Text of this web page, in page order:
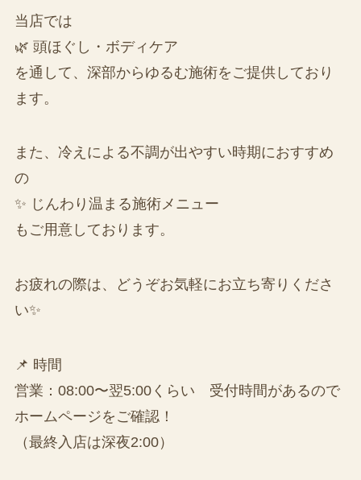
当店では
🌿 頭ほぐし・ボディケア
を通して、深部からゆるむ施術をご提供しており
ます。
また、冷えによる不調が出やすい時期におすすめ
の
✨ じんわり温まる施術メニュー
もご用意しております。
お疲れの際は、どうぞお気軽にお立ち寄りくださ
い✨
📌 時間
営業：08:00〜翌5:00くらい 受付時間があるので
ホームページをご確認！
（最終入店は深夜2:00）